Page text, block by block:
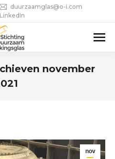
duurzaamglas@o-i.com
LinkedIn
november
nov